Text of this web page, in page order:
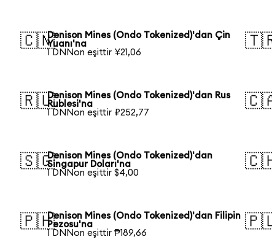
🇨🇳Denison Mines (Ondo Tokenized)'dan Çin
Yuanı'na
1 DNNon eşittir ¥21,06
🇷🇺Denison Mines (Ondo Tokenized)'dan Rus
Rublesi'na
1 DNNon eşittir ₽252,77
🇸🇬Denison Mines (Ondo Tokenized)'dan
Singapur Doları'na
1 DNNon eşittir $4,00
🇵🇭Denison Mines (Ondo Tokenized)'dan Filipin
Pezosu'na
1 DNNon eşittir ₱189,66